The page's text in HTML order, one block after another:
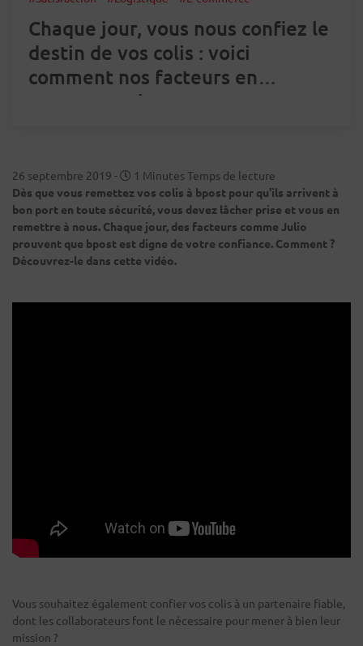
Chaque jour, vous nous confiez le
destin de vos colis : voici
comment nos facteurs en
prennent soin
26 septembre 2019 -
1 Minutes Temps de lecture
Dès que vous remettez vos colis à bpost pour qu'ils arrivent à
bon port en toute sécurité, vous devez lâcher prise et vous en
remettre à nous. Chaque jour, des facteurs comme Julio
prouvent que bpost est digne de votre confiance. Comment ?
Découvrez-le dans cette vidéo.
Vous souhaitez également confier vos colis à un partenaire fiable,
dont les collaborateurs font le nécessaire pour mener à bien leur
mission ?